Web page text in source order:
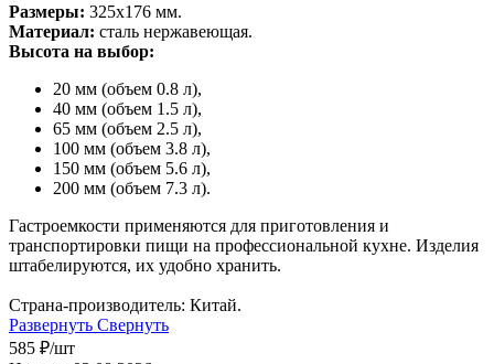
Размеры: 325х176 мм.
Материал: сталь нержавеющая.
Высота на выбор:
20 мм (объем 0.8 л),
40 мм (объем 1.5 л),
65 мм (объем 2.5 л),
100 мм (объем 3.8 л),
150 мм (объем 5.6 л),
200 мм (объем 7.3 л).
Гастроемкости применяются для приготовления и
транспортировки пищи на профессиональной кухне. Изделия
штабелируются, их удобно хранить.
Страна-производитель: Китай.
Развернуть Свернуть
585 ₽/шт